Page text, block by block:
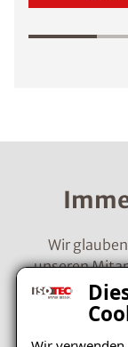
Wir
unseren
bilden das
Wir bieten